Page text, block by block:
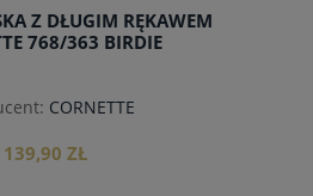
Z DŁUGIM RĘKAWEM
768/363 BIRDIE
CORNETTE
139,90 ZŁ